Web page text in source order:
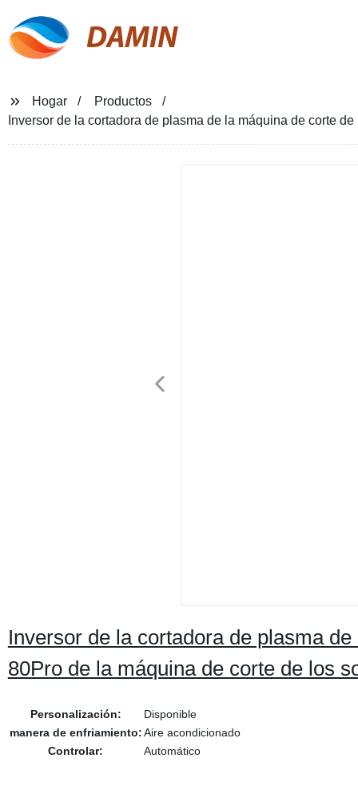
DAMIN
Hogar
Productos
Inversor de la cortadora de plasma de la máquina de corte
Inversor de la cortadora de plasma
80Pro de la máquina de corte de los
Personalización:
Disponible
manera de enfriamiento:Aire acondicionado
Controlar:
Automático